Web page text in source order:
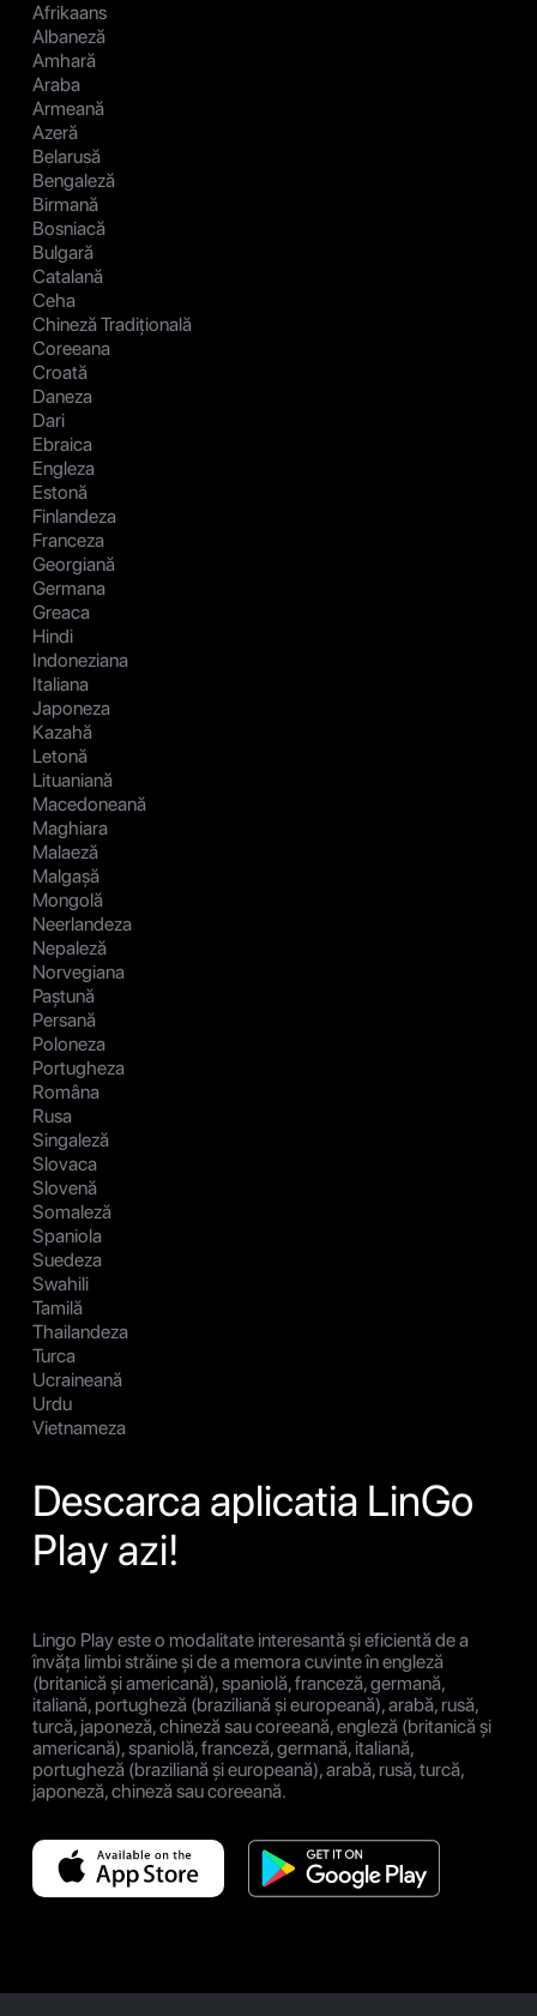
Afrikaans
Albaneză
Amhară
Araba
Armeană
Azeră
Belarusă
Bengaleză
Birmană
Bosniacă
Bulgară
Catalană
Ceha
Chineză Tradițională
Coreeana
Croată
Daneza
Dari
Ebraica
Engleza
Estonă
Finlandeza
Franceza
Georgiană
Germana
Greaca
Hindi
Indoneziana
Italiana
Japoneza
Kazahă
Letonă
Lituaniană
Macedoneană
Maghiara
Malaeză
Malgașă
Mongolă
Neerlandeza
Nepaleză
Norvegiana
Paștună
Persană
Poloneza
Portugheza
Româna
Rusa
Singaleză
Slovaca
Slovenă
Somaleză
Spaniola
Suedeza
Swahili
Tamilă
Thailandeza
Turca
Ucraineană
Urdu
Vietnameza
Descarca aplicatia LinGo
Play azi!
Lingo Play este o modalitate interesantă și eficientă de a
învăța limbi străine și de a memora cuvinte în engleză
(britanică și americană), spaniolă, franceză, germană,
italiană, portugheză (braziliană și europeană), arabă, rusă,
turcă, japoneză, chineză sau coreeană, engleză (britanică și
americană), spaniolă, franceză, germană, italiană,
portugheză (braziliană și europeană), arabă, rusă, turcă,
japoneză, chineză sau coreeană.